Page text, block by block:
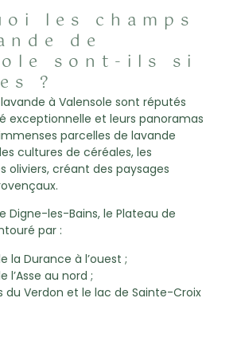
les champs
de
sont-ils si
?
à Valensole sont réputés
exceptionnelle et leurs panoramas
parcelles de lavande
cultures de céréales, les
oliviers, créant des paysages
Digne-les-Bains, le Plateau de
par :
la Durance à l’ouest ;
l’Asse au nord ;
du Verdon et le lac de Sainte-Croix